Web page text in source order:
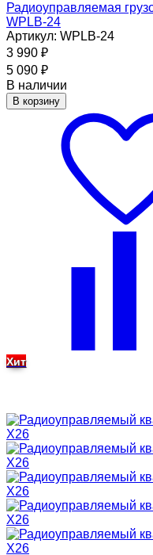
Радиоуправляемая
WPLB-24
Артикул: WPLB-24
3 990 ₽
5 090 ₽
В наличии
В корзину
Хит